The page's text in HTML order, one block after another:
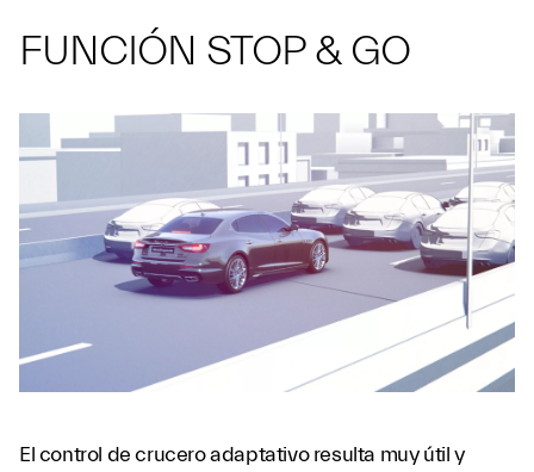
FUNCIÓN STOP & GO
El control de crucero adaptativo resulta muy útil y